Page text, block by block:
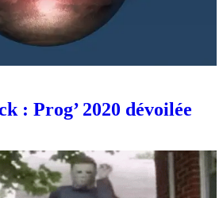
: Prog’ 2020 dévoilée